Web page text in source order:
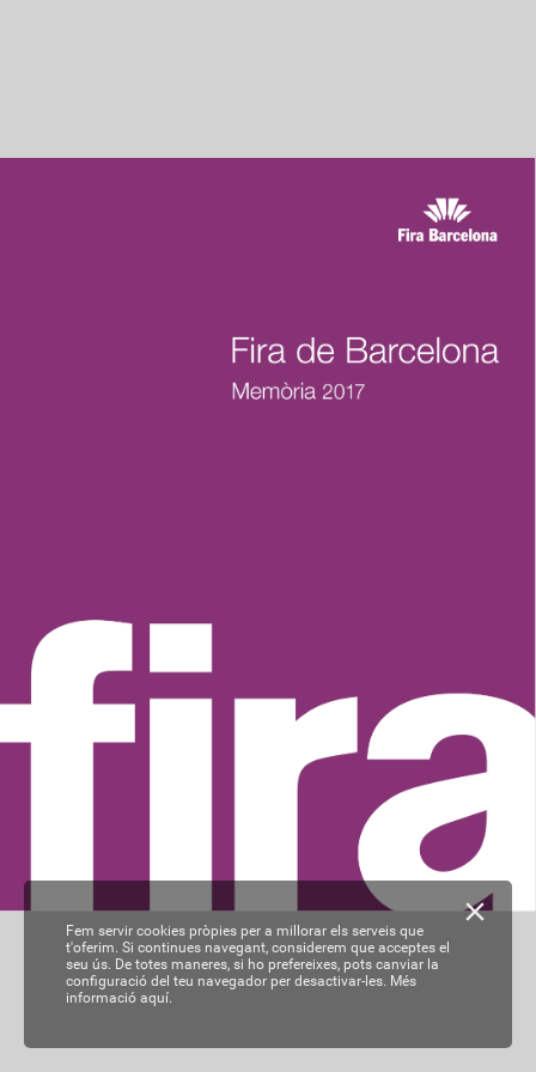
Fem servir cookies pròpies per a millorar els serveis que
t'oferim. Si continues navegant, considerem que acceptes el
seu ús. De totes maneres, si ho prefereixes, pots canviar la
configuració del teu navegador per desactivar-les. Més
informació aquí.